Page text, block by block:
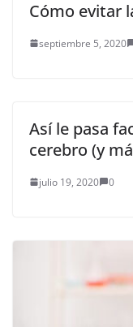
Cómo evitar
septiembre 5, 2020
Así le pasa
cerebro (y
julio 19, 2020 0